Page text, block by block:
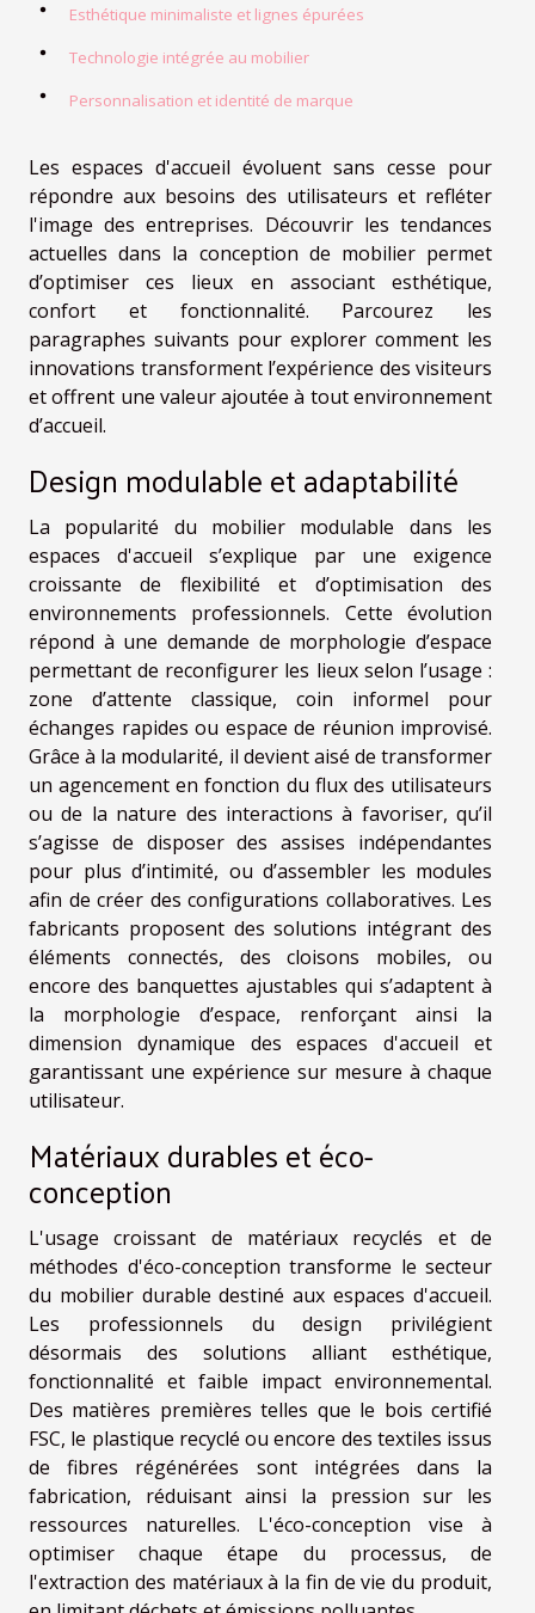
Esthétique minimaliste et lignes épurées
Technologie intégrée au mobilier
Personnalisation et identité de marque
Les espaces d'accueil évoluent sans cesse pour
répondre aux besoins des utilisateurs et refléter
l'image des entreprises. Découvrir les tendances
actuelles dans la conception de mobilier permet
d’optimiser ces lieux en associant esthétique,
confort et fonctionnalité. Parcourez les
paragraphes suivants pour explorer comment les
innovations transforment l’expérience des visiteurs
et offrent une valeur ajoutée à tout environnement
d’accueil.
Design modulable et adaptabilité
La popularité du mobilier modulable dans les
espaces d'accueil s’explique par une exigence
croissante de flexibilité et d’optimisation des
environnements professionnels. Cette évolution
répond à une demande de morphologie d’espace
permettant de reconfigurer les lieux selon l’usage :
zone d’attente classique, coin informel pour
échanges rapides ou espace de réunion improvisé.
Grâce à la modularité, il devient aisé de transformer
un agencement en fonction du flux des utilisateurs
ou de la nature des interactions à favoriser, qu’il
s’agisse de disposer des assises indépendantes
pour plus d’intimité, ou d’assembler les modules
afin de créer des configurations collaboratives. Les
fabricants proposent des solutions intégrant des
éléments connectés, des cloisons mobiles, ou
encore des banquettes ajustables qui s’adaptent à
la morphologie d’espace, renforçant ainsi la
dimension dynamique des espaces d'accueil et
garantissant une expérience sur mesure à chaque
utilisateur.
Matériaux durables et éco-
conception
L'usage croissant de matériaux recyclés et de
méthodes d'éco-conception transforme le secteur
du mobilier durable destiné aux espaces d'accueil.
Les professionnels du design privilégient
désormais des solutions alliant esthétique,
fonctionnalité et faible impact environnemental.
Des matières premières telles que le bois certifié
FSC, le plastique recyclé ou encore des textiles issus
de fibres régénérées sont intégrées dans la
fabrication, réduisant ainsi la pression sur les
ressources naturelles. L'éco-conception vise à
optimiser chaque étape du processus, de
l'extraction des matériaux à la fin de vie du produit,